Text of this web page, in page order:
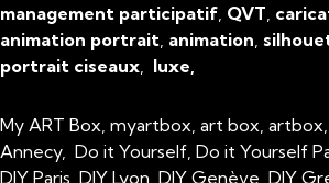
management participatif, QVT,
animation portrait, animation,
portrait ciseaux, luxe,
My ART Box, myartbox, art box,
Annecy, Do it Yourself, Do it Yourself
DIY Paris, DIY Lyon, DIY Genève, DIY